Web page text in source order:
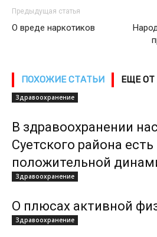
Предыдущая статья
О вреде наркотиков
ПОХОЖИЕ СТАТЬИ ЕЩЕ ОТ
Здравоохранение
В здравоохранении
Суетского района
положительной
Здравоохранение
О плюсах активной
Здравоохранение